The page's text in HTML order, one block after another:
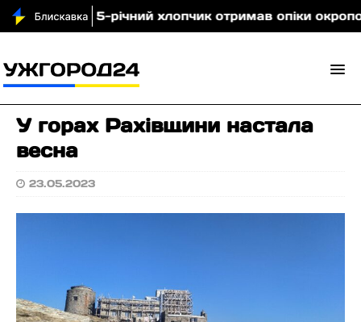
5-річний хлопчик отримав опіки окропом
У горах Рахівщини настала
весна
23.05.2023